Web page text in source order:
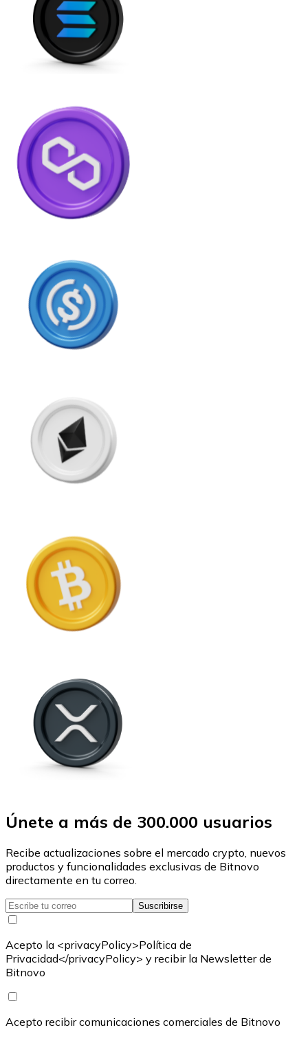
Únete a más de 300.000 usuarios
Recibe actualizaciones sobre el mercado crypto, nuevos
productos y funcionalidades exclusivas de Bitnovo
directamente en tu correo.
Suscribirse
Acepto la <privacyPolicy>Política de
Privacidad</privacyPolicy> y recibir la Newsletter de
Bitnovo
Acepto recibir comunicaciones comerciales de Bitnovo